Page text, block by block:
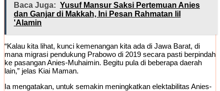
Baca Juga: Yusuf Mansur Saksi Pertemuan Anies
dan Ganjar di Makkah, Ini Pesan Rahmatan lil
'Alamin
“Kalau kita lihat, kunci kemenangan kita ada di Jawa Barat, di
mana migrasi pendukung Prabowo di 2019 secara pasti berpindah
ke pasangan Anies-Muhaimin. Begitu pula di beberapa daerah
lain,” jelas Kiai Maman.
Ia mengatakan, untuk semakin meningkatkan elektabilitas Anies-